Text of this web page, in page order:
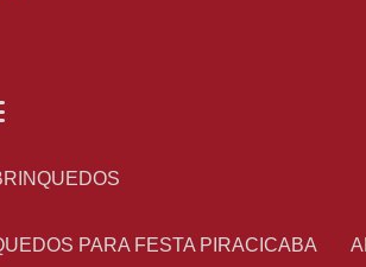
PARA FESTA PIRACICABA